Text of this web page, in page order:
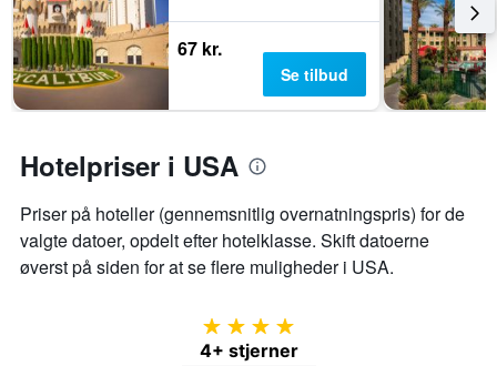
67 kr.
Se tilbud
Hotelpriser i USA
Priser på hoteller (gennemsnitlig overnatningspris) for de
valgte datoer, opdelt efter hotelklasse. Skift datoerne
øverst på siden for at se flere muligheder i USA.
4 stjerner
4+ stjerner